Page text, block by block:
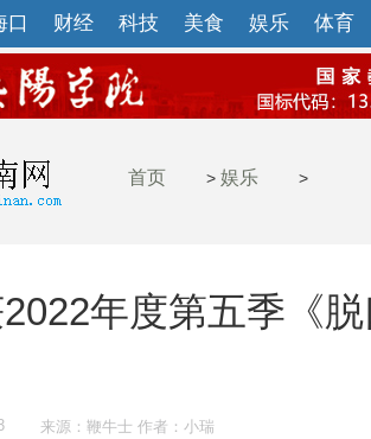
口 财经 科技 美食 娱乐 体育
首页 > 娱乐 >
年度第五季《
来源：鞭牛士 作者：小瑞